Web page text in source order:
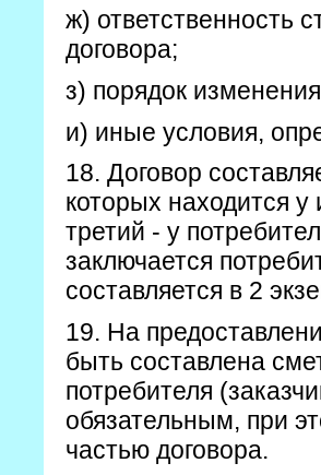
ж) ответственность
договора;
з) порядок
и) иные условия,
18. Договор
которых находится у
третий - у
заключается
составляется в 2
19. На
быть составлена
потребителя
обязательным, при
частью договора.